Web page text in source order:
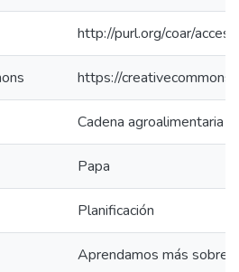
http://purl.org/coar/
https://
Cadena agroalimentaria
Papa
Planificación
Aprendamos más sobre